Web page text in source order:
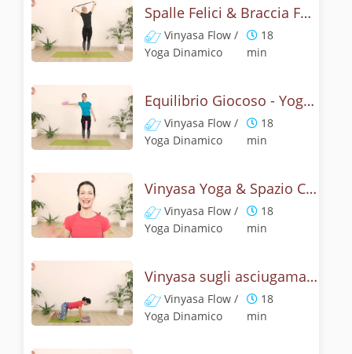
Spalle Felici & Braccia Forti - Challenge 3
Vinyasa Flow /
Yoga Dinamico
18
min
Equilibrio Giocoso - Yoga Energizzante
Vinyasa Flow /
Yoga Dinamico
18
min
Vinyasa Yoga & Spazio Cuore - Challenge 5
Vinyasa Flow /
Yoga Dinamico
18
min
Vinyasa sugli asciugamani - Challenge 6
Vinyasa Flow /
Yoga Dinamico
18
min